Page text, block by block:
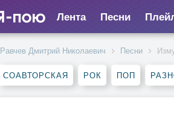
Лента Песни
Равчев Дмитрий Николаевич Песни
СОАВТОРСКАЯ РОК ПОП